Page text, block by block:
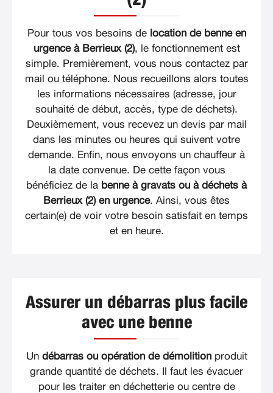
Pour tous vos besoins de location de benne en
urgence à Berrieux (2), le fonctionnement est
simple. Premièrement, vous nous contactez par
mail ou téléphone. Nous recueillons alors toutes
les informations nécessaires (adresse, jour
souhaité de début, accès, type de déchets).
Deuxièmement, vous recevez un devis par mail
dans les minutes ou heures qui suivent votre
demande. Enfin, nous envoyons un chauffeur à
la date convenue. De cette façon vous
bénéficiez de la benne à gravats ou à déchets à
Berrieux (2) en urgence. Ainsi, vous êtes
certain(e) de voir votre besoin satisfait en temps
et en heure.
Assurer un débarras plus facile
avec une benne
Un débarras ou opération de démolitionproduit
grande quantité de déchets. Il faut les évacuer
pour les traiter en déchetterie ou centre de